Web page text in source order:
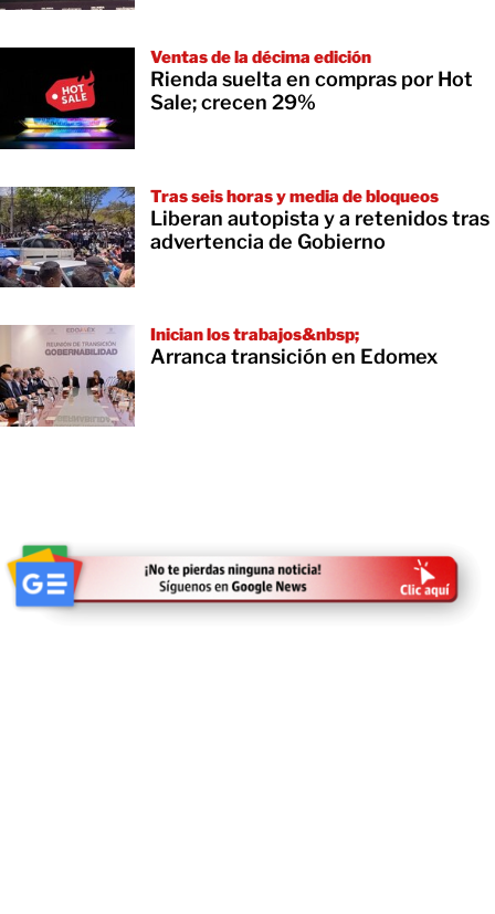
Ventas de la décima edición
Rienda suelta en compras por Hot
Sale; crecen 29%
Tras seis horas y media de bloqueos
Liberan autopista y a retenidos tras
advertencia de Gobierno
Inician los trabajos&nbsp;
Arranca transición en Edomex